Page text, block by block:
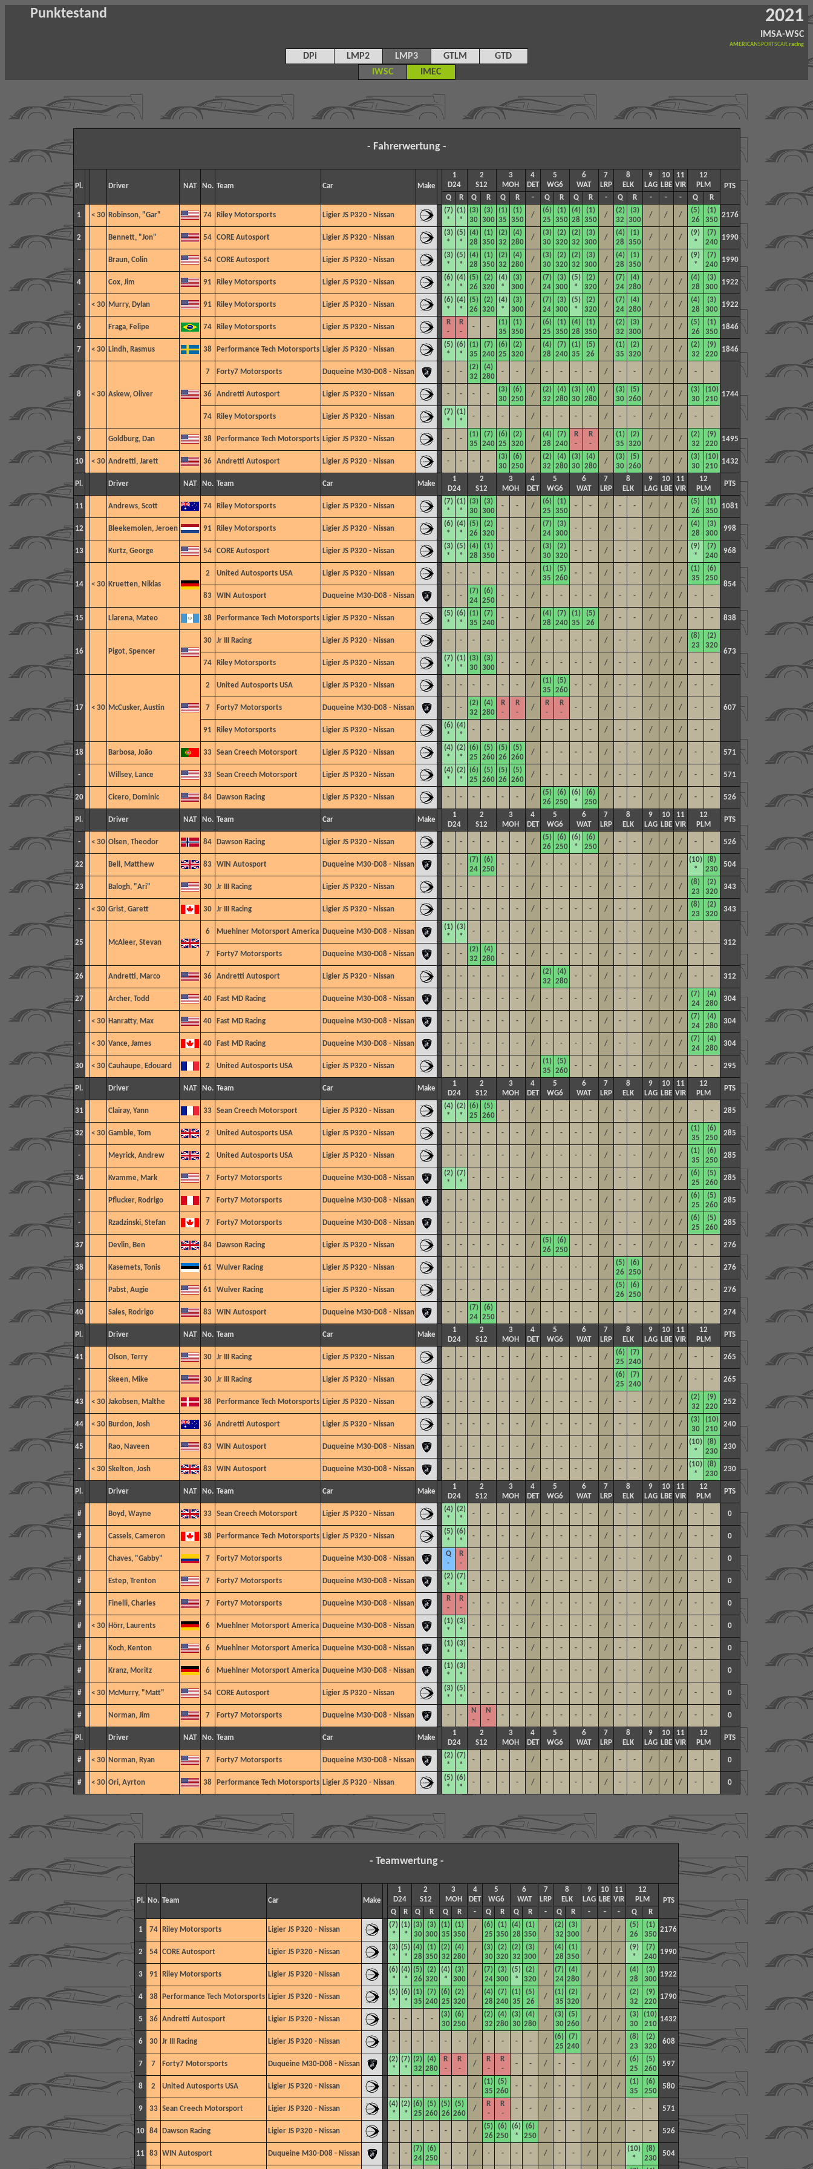
Punktestand 2021
IMSA-WSC
AMERICANSPORTSCAR.racing
DPi LMP2 LMP3 GTLM
GTD
IWSC
IMEC
- Fahrerwertung -
Pl. Driver NAT No. Team Car Make
1
D24
2
S12
3
MOH
4
DET
5
WG6
6
WAT
7
LRP
8
ELK
9
LAG
10
LBE
11
VIR
12
PLM
PTS
Q- R- Q- R- Q- R- - Q- R- Q- R- - Q- R- - - - Q R
1 < 30 Robinson, "Gar" 74 Riley Motorsports Ligier JS P320 - Nissan
(7)
*
(1)
*
(3)
30
(3)
300
(1)
35
(1)
350
/
(6)
25
(1)
350
(4)
28
(1)
350
/
(2)
32
(3)
300
/ / /
(5)
26
(1)
350
2176
2 Bennett, "Jon" 54 CORE Autosport Ligier JS P320 - Nissan
(3)
*
(5)
*
(4)
28
(1)
350
(2)
32
(4)
280
/
(3)
30
(2)
320
(2)
32
(3)
300
/
(4)
28
(1)
350
/ / /
(9)
*
(7)
240
1990
- Braun, Colin 54 CORE Autosport Ligier JS P320 - Nissan
(3)
*
(5)
*
(4)
28
(1)
350
(2)
32
(4)
280
/
(3)
30
(2)
320
(2)
32
(3)
300
/
(4)
28
(1)
350
/ / /
(9)
*
(7)
240
1990
4 Cox, Jim 91 Riley Motorsports Ligier JS P320 - Nissan
(6)
*
(4)
*
(5)
26
(2)
320
(4)
*
(3)
300
/
(7)
24
(3)
300
(5)
*
(2)
320
/
(7)
24
(4)
280
/ / /
(4)
28
(3)
300
1922
- < 30 Murry, Dylan 91 Riley Motorsports Ligier JS P320 - Nissan
(6)
*
(4)
*
(5)
26
(2)
320
(4)
*
(3)
300
/
(7)
24
(3)
300
(5)
*
(2)
320
/
(7)
24
(4)
280
/ / /
(4)
28
(3)
300
1922
6 Fraga, Felipe 74 Riley Motorsports Ligier JS P320 - Nissan
R
-
R
-
- -
(1)
35
(1)
350
/
(6)
25
(1)
350
(4)
28
(1)
350
/
(2)
32
(3)
300
/ / /
(5)
26
(1)
350
1846
7 < 30 Lindh, Rasmus 38 Performance Tech Motorsports Ligier JS P320 - Nissan
(5)
*
(6)
*
(1)
35
(7)
240
(6)
25
(2)
320
/
(4)
28
(7)
240
(1)
35
(5)
26
/
(1)
35
(2)
320
/ / /
(2)
32
(9)
220
1846
8 < 30 Askew, Oliver
7 Forty7 Motorsports Duqueine M30-D08 - Nissan - -
(2)
32
(4)
280
- - / - - - - / - - / / / - -
1744
36 Andretti Autosport Ligier JS P320 - Nissan - - - -
(3)
30
(6)
250
/
(2)
32
(4)
280
(3)
30
(4)
280
/
(3)
30
(5)
260
/ / /
(3)
30
(10)
210
74 Riley Motorsports Ligier JS P320 - Nissan
(7)
*
(1)
*
- - - - / - - - - / - - / / / - -
9 Goldburg, Dan 38 Performance Tech Motorsports Ligier JS P320 - Nissan - -
(1)
35
(7)
240
(6)
25
(2)
320
/
(4)
28
(7)
240
R
-
R
-
/
(1)
35
(2)
320
/ / /
(2)
32
(9)
220
1495
10 < 30 Andretti, Jarett 36 Andretti Autosport Ligier JS P320 - Nissan - - - -
(3)
30
(6)
250
/
(2)
32
(4)
280
(3)
30
(4)
280
/
(3)
30
(5)
260
/ / /
(3)
30
(10)
210
1432
Pl. Driver NAT No. Team Car Make
1
D24
2
S12
3
MOH
4
DET
5
WG6
6
WAT
7
LRP
8
ELK
9
LAG
10
LBE
11
VIR
12
PLM
PTS
11 Andrews, Scott 74 Riley Motorsports Ligier JS P320 - Nissan
(7)
*
(1)
*
(3)
30
(3)
300
- - /
(6)
25
(1)
350
- - / - - / / /
(5)
26
(1)
350
1081
12 Bleekemolen, Jeroen 91 Riley Motorsports Ligier JS P320 - Nissan
(6)
*
(4)
*
(5)
26
(2)
320
- - /
(7)
24
(3)
300
- - / - - / / /
(4)
28
(3)
300
998
13 Kurtz, George 54 CORE Autosport Ligier JS P320 - Nissan
(3)
*
(5)
*
(4)
28
(1)
350
- - /
(3)
30
(2)
320
- - / - - / / /
(9)
*
(7)
240
968
14 < 30 Kruetten, Niklas
2 United Autosports USA Ligier JS P320 - Nissan - - - - - - /
(1)
35
(5)
260
- - / - - / / /
(1)
35
(6)
250
854
83
WIN Autosport Duqueine M30-D08 - Nissan - -
(7)
24
(6)
250
- - / - - - - / - - / / / - -
15 Llarena, Mateo 38 Performance Tech Motorsports Ligier JS P320 - Nissan
(5)
*
(6)
*
(1)
35
(7)
240
- - /
(4)
28
(7)
240
(1)
35
(5)
26
/ - - / / / - - 838
16 Pigot, Spencer
30 Jr III Racing Ligier JS P320 - Nissan - - - - - - / - - - - / - - / / /
(8)
23
(2)
320
673
74
Riley Motorsports Ligier JS P320 - Nissan
(7)
*
(1)
*
(3)
30
(3)
300
- - / - - - - / - - / / / - -
17 < 30 McCusker, Austin
2 United Autosports USA Ligier JS P320 - Nissan - - - - - - /
(1)
35
(5)
260
- - / - - / / / - -
607
7 Forty7 Motorsports Duqueine M30-D08 - Nissan - -
(2)
32
(4)
280
R
-
R
-
/
R
-
R
-
- - / - - / / / - -
91 Riley Motorsports Ligier JS P320 - Nissan
(6)
*
(4)
*
- - - - / - - - - / - - / / / - -
18 Barbosa, João 33 Sean Creech Motorsport Ligier JS P320 - Nissan
(4)
*
(2)
*
(6)
25
(5)
260
(5)
26
(5)
260
/ - - - - / - - / / / - - 571
- Willsey, Lance 33 Sean Creech Motorsport Ligier JS P320 - Nissan
(4)
*
(2)
*
(6)
25
(5)
260
(5)
26
(5)
260
/ - - - - / - - / / / - - 571
20 Cicero, Dominic 84 Dawson Racing Ligier JS P320 - Nissan - - - - - - /
(5)
26
(6)
250
(6)
*
(6)
250
/ - - / / / - - 526
Pl. Driver NAT No. Team Car Make
1
D24
2
S12
3
MOH
4
DET
5
WG6
6
WAT
7
LRP
8
ELK
9
LAG
10
LBE
11
VIR
12
PLM
PTS
- < 30 Olsen, Theodor 84 Dawson Racing Ligier JS P320 - Nissan - - - - - - /
(5)
26
(6)
250
(6)
*
(6)
250
/ - - / / / - - 526
22 Bell, Matthew 83 WIN Autosport Duqueine M30-D08 - Nissan - -
(7)
24
(6)
250
- - / - - - - / - - / / /
(10)
*
(8)
230
504
23 Balogh, "Ari" 30 Jr III Racing Ligier JS P320 - Nissan - - - - - - / - - - - / - - / / /
(8)
23
(2)
320
343
- < 30 Grist, Garett 30 Jr III Racing Ligier JS P320 - Nissan - - - - - - / - - - - / - - / / /
(8)
23
(2)
320
343
25 McAleer, Stevan
6 Muehlner Motorsport America Duqueine M30-D08 - Nissan
(1)
*
(3)
*
- - - - / - - - - / - - / / / -
-
312
7
Forty7 Motorsports Duqueine M30-D08 - Nissan - -
(2)
32
(4)
280
- - / - - - - / - - / / / - -
26 Andretti, Marco 36 Andretti Autosport Ligier JS P320 - Nissan - - - - - - /
(2)
32
(4)
280
- - / - - / / / - - 312
27 Archer, Todd 40 Fast MD Racing Duqueine M30-D08 - Nissan - - - - - - / - - - - / - - / / /
(7)
24
(4)
280
304
- < 30 Hanratty, Max 40 Fast MD Racing Duqueine M30-D08 - Nissan - - - - - - / - - - - / - - / / /
(7)
24
(4)
280
304
- < 30 Vance, James 40 Fast MD Racing Duqueine M30-D08 - Nissan - - - - - - / - - - - / - - / / /
(7)
24
(4)
280
304
30 < 30 Cauhaupe, Edouard 2 United Autosports USA Ligier JS P320 - Nissan - - - - - - /
(1)
35
(5)
260
- - / - - / / / - - 295
Pl. Driver NAT No. Team Car Make
1
D24
2
S12
3
MOH
4
DET
5
WG6
6
WAT
7
LRP
8
ELK
9
LAG
10
LBE
11
VIR
12
PLM
PTS
31 Clairay, Yann 33 Sean Creech Motorsport Ligier JS P320 - Nissan
(4)
*
(2)
*
(6)
25
(5)
260
- - / - - - - / - - / / / - - 285
32 < 30 Gamble, Tom 2 United Autosports USA Ligier JS P320 - Nissan - - - - - - / - - - - / - - / / /
(1)
35
(6)
250
285
- Meyrick, Andrew 2 United Autosports USA Ligier JS P320 - Nissan - - - - - - / - - - - / - - / / /
(1)
35
(6)
250
285
34 Kvamme, Mark 7 Forty7 Motorsports Duqueine M30-D08 - Nissan
(2)
*
(7)
*
- - - - / - - - - / - - / / /
(6)
25
(5)
260
285
- Pflucker, Rodrigo 7 Forty7 Motorsports Duqueine M30-D08 - Nissan - - - - - - / - - - - / - - / / /
(6)
25
(5)
260
285
- Rzadzinski, Stefan 7 Forty7 Motorsports Duqueine M30-D08 - Nissan - - - - - - / - - - - / - - / / /
(6)
25
(5)
260
285
37 Devlin, Ben 84 Dawson Racing Ligier JS P320 - Nissan - - - - - - /
(5)
26
(6)
250
- - / - - / / / - - 276
38 Kasemets, Tonis 61 Wulver Racing Ligier JS P320 - Nissan - - - - - - / - - - - /
(5)
26
(6)
250
/ / / - - 276
- Pabst, Augie 61 Wulver Racing Ligier JS P320 - Nissan - - - - - - / - - - - /
(5)
26
(6)
250
/ / / - - 276
40 Sales, Rodrigo 83 WIN Autosport Duqueine M30-D08 - Nissan - -
(7)
24
(6)
250
- - / - - - - / - - / / / - - 274
Pl. Driver NAT No. Team Car Make
1
D24
2
S12
3
MOH
4
DET
5
WG6
6
WAT
7
LRP
8
ELK
9
LAG
10
LBE
11
VIR
12
PLM
PTS
41 Olson, Terry 30 Jr III Racing Ligier JS P320 - Nissan - - - - - - / - - - - /
(6)
25
(7)
240
/ / / - - 265
- Skeen, Mike 30 Jr III Racing Ligier JS P320 - Nissan - - - - - - / - - - - /
(6)
25
(7)
240
/ / / - - 265
43 < 30 Jakobsen, Malthe 38 Performance Tech Motorsports Ligier JS P320 - Nissan - - - - - - / - - - - / - - / / /
(2)
32
(9)
220
252
44 < 30 Burdon, Josh 36 Andretti Autosport Ligier JS P320 - Nissan - - - - - - / - - - - / - - / / /
(3)
30
(10)
210
240
45 Rao, Naveen 83 WIN Autosport Duqueine M30-D08 - Nissan - - - - - - / - - - - / - - / / /
(10)
*
(8)
230
230
- < 30 Skelton, Josh 83 WIN Autosport Duqueine M30-D08 - Nissan - - - - - - / - - - - / - - / / /
(10)
*
(8)
230
230
Pl. Driver NAT No. Team Car Make
1
D24
2
S12
3
MOH
4
DET
5
WG6
6
WAT
7
LRP
8
ELK
9
LAG
10
LBE
11
VIR
12
PLM
PTS
# Boyd, Wayne 33 Sean Creech Motorsport Ligier JS P320 - Nissan
(4)
*
(2)
*
- - - - / - - - - / - - / / / - - 0
# Cassels, Cameron 38 Performance Tech Motorsports Ligier JS P320 - Nissan
(5)
*
(6)
*
- - - - / - - - - / - - / / / - - 0
# Chaves, "Gabby" 7 Forty7 Motorsports Duqueine M30-D08 - Nissan
Q
-
R
-
- - - - / - - - - / - - / / / - - 0
# Estep, Trenton 7 Forty7 Motorsports Duqueine M30-D08 - Nissan
(2)
*
(7)
*
- - - - / - - - - / - - / / / - - 0
# Finelli, Charles 7 Forty7 Motorsports Duqueine M30-D08 - Nissan
R
-
R
-
- - - - / - - - - / - - / / / - - 0
# < 30 Hörr, Laurents 6 Muehlner Motorsport America Duqueine M30-D08 - Nissan
(1)
*
(3)
*
- - - - / - - - - / - - / / / - - 0
# Koch, Kenton 6 Muehlner Motorsport America Duqueine M30-D08 - Nissan
(1)
*
(3)
*
- - - - / - - - - / - - / / / - - 0
# Kranz, Moritz 6 Muehlner Motorsport America Duqueine M30-D08 - Nissan
(1)
*
(3)
*
- - - - / - - - - / - - / / / - - 0
# < 30 McMurry, "Matt" 54 CORE Autosport Ligier JS P320 - Nissan
(3)
*
(5)
*
- - - - / - - - - / - - / / / - - 0
# Norman, Jim 7 Forty7 Motorsports Duqueine M30-D08 - Nissan - -
N
-
N
-
- - / - - - - / - - / / / - - 0
Pl. Driver NAT No. Team Car Make
1
D24
2
S12
3
MOH
4
DET
5
WG6
6
WAT
7
LRP
8
ELK
9
LAG
10
LBE
11
VIR
12
PLM
PTS
# < 30 Norman, Ryan 7 Forty7 Motorsports Duqueine M30-D08 - Nissan
(2)
*
(7)
*
- - - - / - - - - / - - / / / - - 0
# < 30 Ori, Ayrton 38 Performance Tech Motorsports Ligier JS P320 - Nissan
(5)
*
(6)
*
- - - - / - - - - / - - / / / - - 0
- Teamwertung -
Pl. No. Team Car Make
1
D24
2
S12
3
MOH
4
DET
5
WG6
6
WAT
7
LRP
8
ELK
9
LAG
10
LBE
11
VIR
12
PLM
PTS
Q
R Q R Q R - Q R Q R - Q R - - - Q R
1 74 Riley Motorsports Ligier JS P320 - Nissan
(7)
*
(1)
*
(3)
30
(3)
300
(1)
35
(1)
350
/
(6)
25
(1)
350
(4)
28
(1)
350
/
(2)
32
(3)
300
/ / /
(5)
26
(1)
350
2176
2 54 CORE Autosport Ligier JS P320 - Nissan
(3)
*
(5)
*
(4)
28
(1)
350
(2)
32
(4)
280
/
(3)
30
(2)
320
(2)
32
(3)
300
/
(4)
28
(1)
350
/ / /
(9)
*
(7)
240
1990
3 91 Riley Motorsports Ligier JS P320 - Nissan
(6)
*
(4)
*
(5)
26
(2)
320
(4)
*
(3)
300
/
(7)
24
(3)
300
(5)
*
(2)
320
/
(7)
24
(4)
280
/ / /
(4)
28
(3)
300
1922
4 38 Performance Tech Motorsports Ligier JS P320 - Nissan
(5)
*
(6)
*
(1)
35
(7)
240
(6)
25
(2)
320
/
(4)
28
(7)
240
(1)
35
(5)
26
/
(1)
35
(2)
320
/ / /
(2)
32
(9)
220
1790
5 36 Andretti Autosport Ligier JS P320 - Nissan - - - -
(3)
30
(6)
250
/
(2)
32
(4)
280
(3)
30
(4)
280
/
(3)
30
(5)
260
/ / /
(3)
30
(10)
210
1432
6 30 Jr III Racing Ligier JS P320 - Nissan - - - - - - / - - - - /
(6)
25
(7)
240
/ / /
(8)
23
(2)
320
608
7 7 Forty7 Motorsports Duqueine M30-D08 - Nissan
(2)
*
(7)
*
(2)
32
(4)
280
R
-
R
-
/
R
-
R
-
- - / - - / / /
(6)
25
(5)
260
597
8 2 United Autosports USA Ligier JS P320 - Nissan - - - - - - /
(1)
35
(5)
260
- - / - - / / /
(1)
35
(6)
250
580
9 33 Sean Creech Motorsport Ligier JS P320 - Nissan
(4)
*
(2)
*
(6)
25
(5)
260
(5)
26
(5)
260
/
R
-
R
-
- - / - - / / / - - 571
10 84 Dawson Racing Ligier JS P320 - Nissan - - - - - - /
(5)
26
(6)
250
(6)
*
(6)
250
/ - - / / / - - 526
11 83 WIN Autosport Duqueine M30-D08 - Nissan - -
(7)
24
(6)
250
- - / - - - - / - - / / /
(10)
*
(8)
230
504